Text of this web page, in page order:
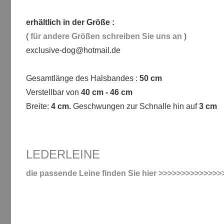
erhältlich in der Größe :
( für andere Größen schreiben Sie uns an )
exclusive-dog@hotmail.de
Gesamtlänge des Halsbandes : 50 cm
Verstellbar von 40 cm - 46 cm
Breite: 4 cm. Geschwungen zur Schnalle hin auf3 cm
LEDERLEINE
die passende Leine finden Sie hier